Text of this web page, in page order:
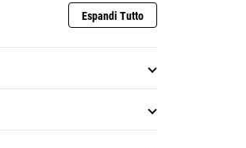
Espandi Tutto